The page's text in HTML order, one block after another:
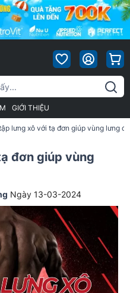
GIỚI THIỆU
lưng xô với tạ đơn giúp vùng lưng
đơn giúp vùng
Ngày 13-03-2024